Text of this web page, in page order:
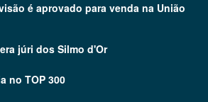
é aprovado para venda na União
júri dos Silmo d'Or
no TOP 300